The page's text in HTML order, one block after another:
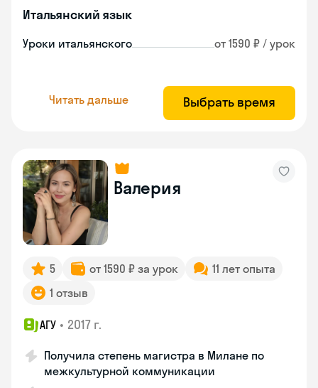
Итальянский язык
Уроки итальянского от 1590 ₽ / урок
Читать дальше Выбрать время
Валерия
5 от 1590 ₽ за урок
11 лет опыта
1 отзыв
АГУ • 2017 г.
Получила степень магистра в Милане по
межкультурной коммуникации